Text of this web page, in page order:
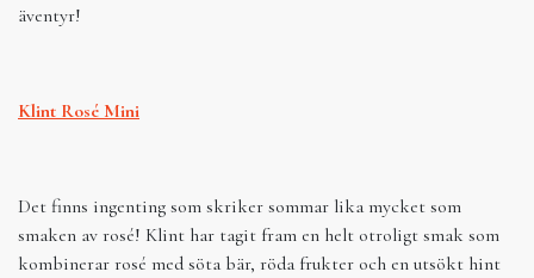
äventyr!
Klint Rosé Mini
Det finns ingenting som skriker sommar lika mycket som
smaken av rosé! Klint har tagit fram en helt otroligt smak som
kombinerar rosé med söta bär, röda frukter och en utsökt hint